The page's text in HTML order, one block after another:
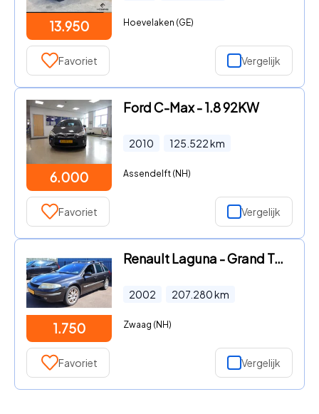
13.950 Hoevelaken (GE)
Favoriet Vergelijk
6.000
Ford C-Max - 1.8 92KW
2010 125.522km
Assendelft (NH)
Favoriet Vergelijk
1.750
Renault Laguna - Grand Tour 1.8-16V Dynamique
2002 207.280km
Zwaag (NH)
Favoriet Vergelijk